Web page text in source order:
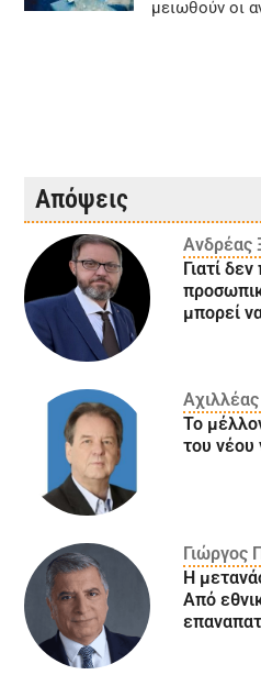
μειωθούν οι
Απόψεις
Ανδρέας
Γιατί
μπορεί
Το
του νέου
Γιώργος
Η
Aπό